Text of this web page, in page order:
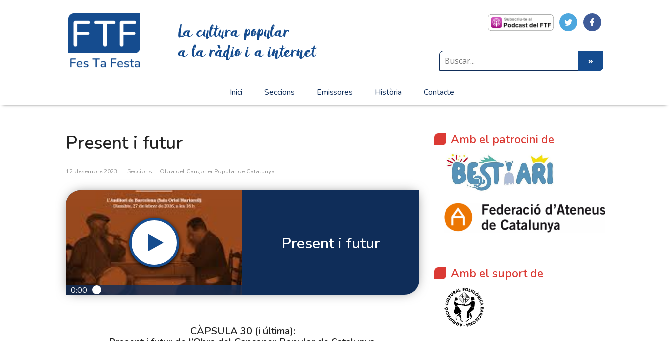
La cultura popular
a la ràdio i a internet
Inici Seccions Emissores Història Contacte
Present i futur
12 desembre 2023 Seccions, L'Obra del Cançoner Popular de Catalunya
0:00
Present i futur
CÀPSULA 30 (i última):
Amb el patrocini de
Amb el suport de